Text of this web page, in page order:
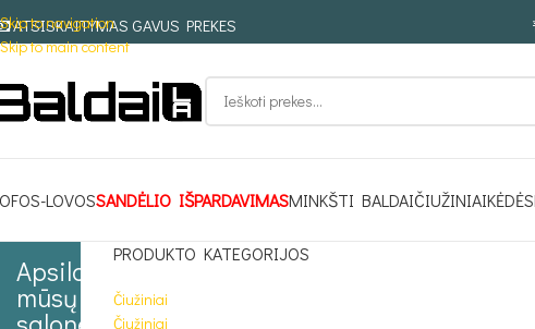
Skip to navigation
Skip to main content
ATSISKAITYMAS GAVUS PREKES
LOVOSSANDĖLIO IŠPARDAVIMASMINKŠTI BALDAIČIUŽINIAIKĖDĖS
Apsilankykite
mūsų
PRODUKTO KATEGORIJOS
Čiužiniai
Čiužiniai